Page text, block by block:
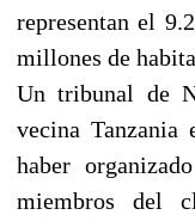
representan el
millones de
Un tribunal de
vecina Tanzania
haber
miembros del